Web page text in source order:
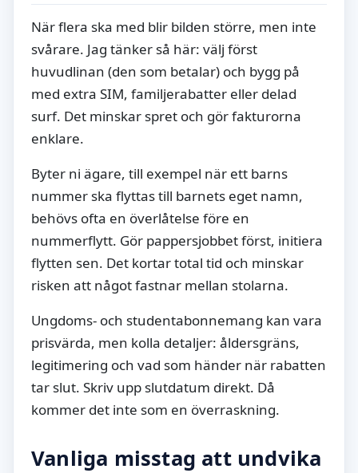
När flera ska med blir bilden större, men inte
svårare. Jag tänker så här: välj först
huvudlinan (den som betalar) och bygg på
med extra SIM, familjerabatter eller delad
surf. Det minskar spret och gör fakturorna
enklare.
Byter ni ägare, till exempel när ett barns
nummer ska flyttas till barnets eget namn,
behövs ofta en överlåtelse före en
nummerflytt. Gör pappersjobbet först, initiera
flytten sen. Det kortar total tid och minskar
risken att något fastnar mellan stolarna.
Ungdoms- och studentabonnemang kan vara
prisvärda, men kolla detaljer: åldersgräns,
legitimering och vad som händer när rabatten
tar slut. Skriv upp slutdatum direkt. Då
kommer det inte som en överraskning.
Vanliga misstag att undvika